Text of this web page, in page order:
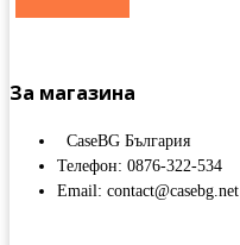
За магазина
CaseBG България
Телефон: 0876-322-534
Email: contact@casebg.net